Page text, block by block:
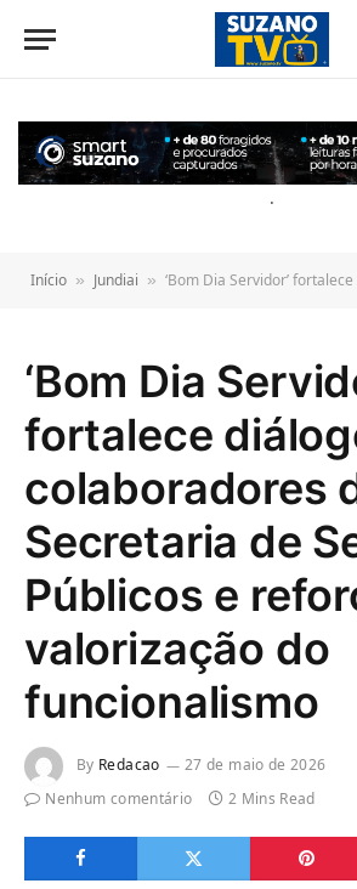
conteúdo
.
Início » Jundiai » ‘Bom Dia Servidor’ fortalece diálogo com colaboradores da Secretaria
‘Bom Dia
fortalece
colaboradores
Secretaria de
Públicos e
valorização do
funcionalismo
By Redacao
27 de maio de 2026
Nenhum comentário
2 Mins Read